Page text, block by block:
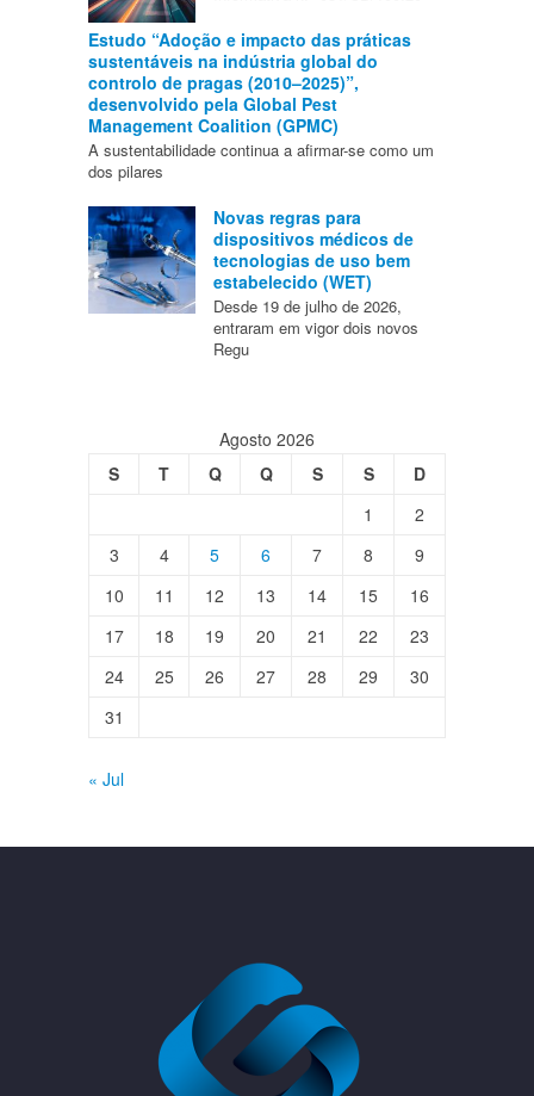
Estudo “Adoção e impacto das práticas
sustentáveis na indústria global do
controlo de pragas (2010–2025)”,
desenvolvido pela Global Pest
Management Coalition (GPMC)
A sustentabilidade continua a afirmar-se como um
dos pilares
Novas regras para
dispositivos médicos de
tecnologias de uso bem
estabelecido (WET)
Desde 19 de julho de 2026,
entraram em vigor dois novos
Regu
Agosto 2026
S
T Q Q S S
D
1
2
3
4 5 6 7 8
9
10
11 12 13 14 15
16
17
18 19 20 21 22
23
24
25 26 27 28 29
30
31
« Jul